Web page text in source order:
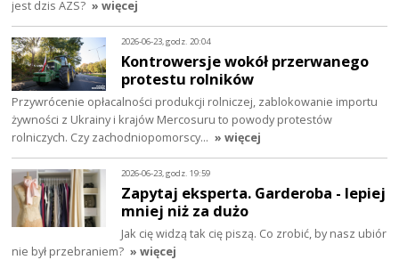
jest dzis AZS? » więcej
2026-06-23, godz. 20:04
Kontrowersje wokół przerwanego
protestu rolników
Przywrócenie opłacalności produkcji rolniczej, zablokowanie importu
żywności z Ukrainy i krajów Mercosuru to powody protestów
rolniczych. Czy zachodniopomorscy… » więcej
2026-06-23, godz. 19:59
Zapytaj eksperta. Garderoba - lepiej
mniej niż za dużo
Jak cię widzą tak cię piszą. Co zrobić, by nasz ubiór
nie był przebraniem? » więcej